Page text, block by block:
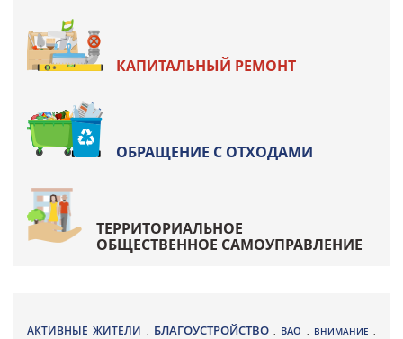
КАПИТАЛЬНЫЙ РЕМОНТ
ОБРАЩЕНИЕ С ОТХОДАМИ
ТЕРРИТОРИАЛЬНОЕ
ОБЩЕСТВЕННОЕ САМОУПРАВЛЕНИЕ
АКТИВНЫЕ ЖИТЕЛИ , БЛАГОУСТРОЙСТВО , ВАО , ВНИМАНИЕ ,